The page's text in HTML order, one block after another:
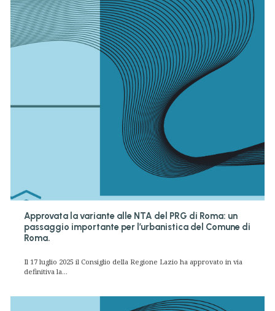
Approvata la variante alle NTA del PRG di Roma: un
passaggio importante per l’urbanistica del Comune di
Roma.
Il 17 luglio 2025 il Consiglio della Regione Lazio ha approvato in via
definitiva la...